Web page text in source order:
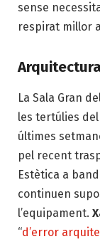
sense
respirat millor
La Sala Gran
les tertúlies
últimes
pel recent
Estètica a
continuen
l’equipament.
“d’error